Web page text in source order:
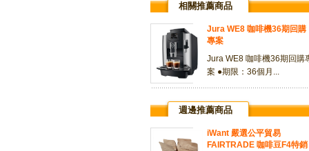
相關推薦商品
Jura WE8 咖啡機36期回購
專案
Jura WE8 咖啡機36期回購
案 ●期限：36個月...
週邊推薦商品
iWant 嚴選公平貿易
FAIRTRADE 咖啡豆F4特銷